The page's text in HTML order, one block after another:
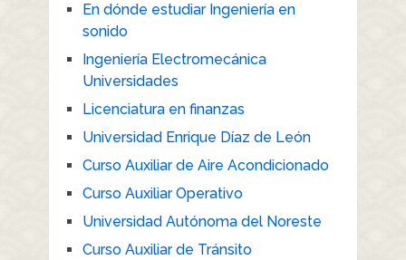
En dónde estudiar Ingeniería en
sonido
Ingeniería Electromecánica
Universidades
Licenciatura en finanzas
Universidad Enrique Díaz de León
Curso Auxiliar de Aire Acondicionado
Curso Auxiliar Operativo
Universidad Autónoma del Noreste
Curso Auxiliar de Tránsito